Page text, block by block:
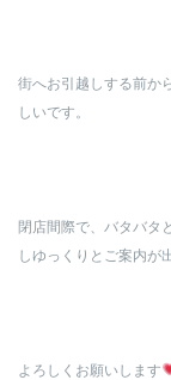
街へお引越しする前か
しいです。
閉店間際で、バタバタ
しゆっくりとご案内が
よろしくお願いします